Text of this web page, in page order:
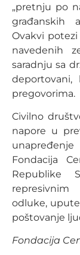
„pretnju po
građanskih
Ovakvi
navedenih
saradnju sa
pregovorima.
Civilno
napore u
Fondacija
Republike
odluke,
poštovanje
Fondacija